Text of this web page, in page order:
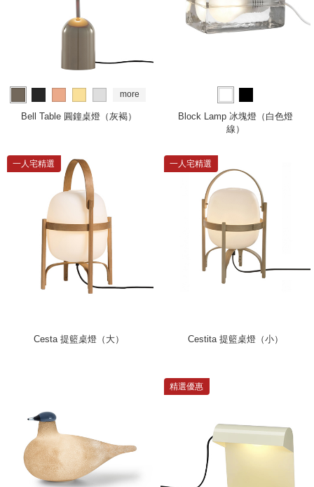
more
Bell Table 圓鐘桌燈（灰褐）
Block Lamp 冰塊燈（白色燈
線）
一人宅精選
Cesta 提籃桌燈（大）
一人宅精選
Cestita 提籃桌燈（小）
精選優惠